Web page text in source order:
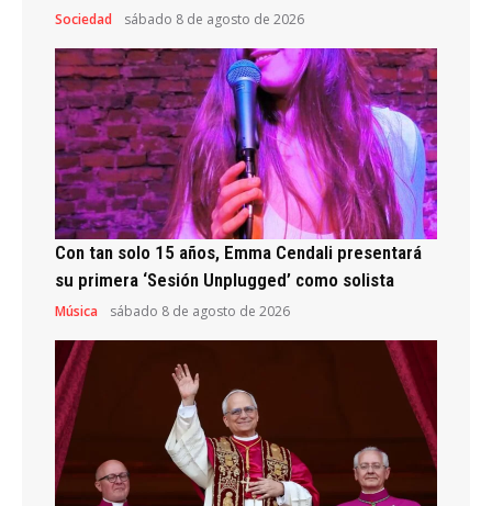
Sociedad sábado 8 de agosto de 2026
Con tan solo 15 años, Emma Cendali presentará
su primera ‘Sesión Unplugged’ como solista
Música sábado 8 de agosto de 2026